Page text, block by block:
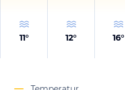
11° 12° 16°